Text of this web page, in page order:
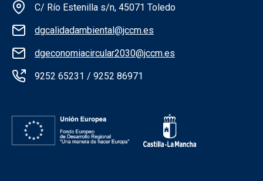
Información de la institución
C/ Río Estenilla s/n, 45071 Toledo
dgcalidadambiental@jccm.es
dgeconomiacircular2030@jccm.es
9252 65231 / 9252 86971